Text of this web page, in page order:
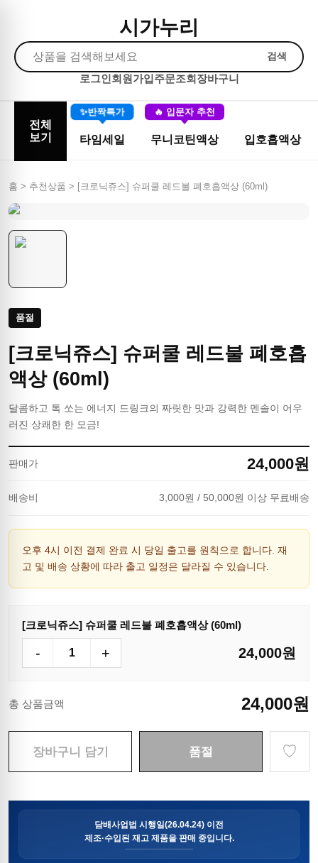
시가누리
검색
로그인회원가입주문조회장바구니
전체
보기
✨반짝특가
타임세일
🔥 입문자 추천
무니코틴액상 입호흡액상
홈 > 추천상품 > [크로닉쥬스] 슈퍼쿨 레드불 폐호흡액상 (60ml)
품절
[크로닉쥬스] 슈퍼쿨 레드불 폐호흡
액상 (60ml)
달콤하고 톡 쏘는 에너지 드링크의 짜릿한 맛과 강력한 멘솔이 어우
러진 상쾌한 한 모금!
판매가 24,000원
배송비 3,000원 / 50,000원 이상 무료배송
오후 4시 이전 결제 완료 시 당일 출고를 원칙으로 합니다. 재
고 및 배송 상황에 따라 출고 일정은 달라질 수 있습니다.
[크로닉쥬스] 슈퍼쿨 레드불 폐호흡액상 (60ml)
- + 24,000원
총 상품금액 24,000원
장바구니 담기 품절 ♡